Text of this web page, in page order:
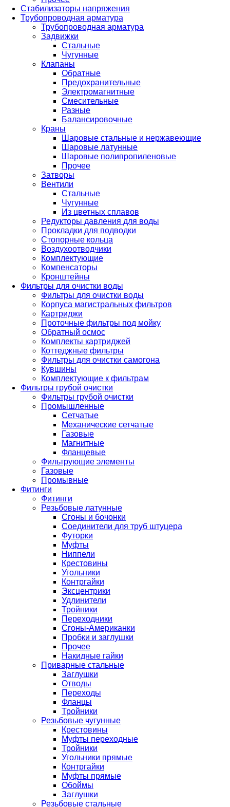
Стабилизаторы напряжения
Трубопроводная арматура
Трубопроводная арматура
Задвижки
Стальные
Чугунные
Клапаны
Обратные
Предохранительные
Электромагнитные
Смесительные
Разные
Балансировочные
Краны
Шаровые стальные и нержавеющие
Шаровые латунные
Шаровые полипропиленовые
Прочее
Затворы
Вентили
Стальные
Чугунные
Из цветных сплавов
Редукторы давления для воды
Прокладки для подводки
Стопорные кольца
Воздухоотводчики
Комплектующие
Компенсаторы
Кронштейны
Фильтры для очистки воды
Фильтры для очистки воды
Корпуса магистральных фильтров
Картриджи
Проточные фильтры под мойку
Обратный осмос
Комплекты картриджей
Коттеджные фильтры
Фильтры для очистки самогона
Кувшины
Комплектующие к фильтрам
Фильтры грубой очистки
Фильтры грубой очистки
Промышленные
Сетчатые
Механические сетчатые
Газовые
Магнитные
Фланцевые
Фильтрующие элементы
Газовые
Промывные
Фитинги
Фитинги
Резьбовые латунные
Сгоны и бочонки
Соединители для труб штуцера
Футорки
Муфты
Ниппели
Крестовины
Угольники
Контргайки
Эксцентрики
Удлинители
Тройники
Переходники
Сгоны-Американки
Пробки и заглушки
Прочее
Накидные гайки
Приварные стальные
Заглушки
Отводы
Переходы
Фланцы
Тройники
Резьбовые чугунные
Крестовины
Муфты переходные
Тройники
Угольники прямые
Контргайки
Муфты прямые
Обоймы
Заглушки
Резьбовые стальные